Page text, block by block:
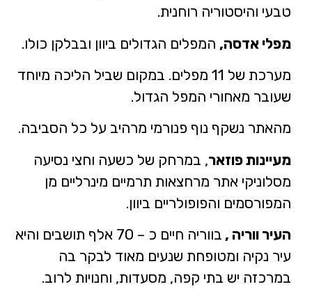
טבעי והיסטוריה רוחנית.
מפלי אדסה, המפלים הגדולים ביוון ובבלקן כולו.
מערכת של 11 מפלים. במקום שביל הליכה מיוחד
שעובר מאחורי המפל הגדול.
מהאתר נשקף נוף פנורמי מרהיב על כל הסביבה.
מעיינות פוזאר, במרחק של כשעה וחצי נסיעה
מסלוניקי אתר מרחצאות תרמיים מינרליים מן
המפורסמים והפופולריים ביוון.
העיר ווריה ,
בווריה חיים כ – 70 אלף תושבים והיא
עיר נקיה ומטופחת שנעים מאוד לבקר בה
במרכזה יש בתי קפה, מסעדות, וחנויות לרוב.